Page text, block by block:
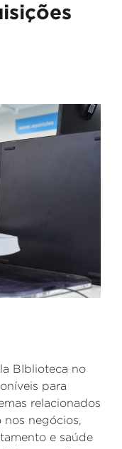
BIblioteca no
para
relacionados
nos negócios,
e saúde